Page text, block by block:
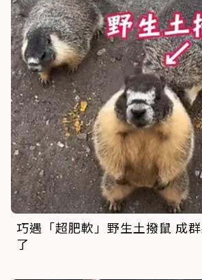
巧遇「超肥軟」野生土撥鼠 成
了